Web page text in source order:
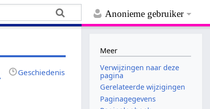
Anonieme gebruiker
Geschiedenis
Meer
Verwijzingen naar deze
pagina
Gerelateerde wijzigingen
Paginagegevens